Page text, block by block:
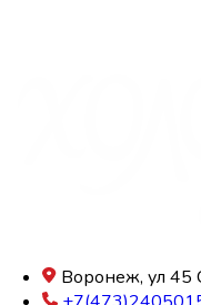
Воронеж, ул 45